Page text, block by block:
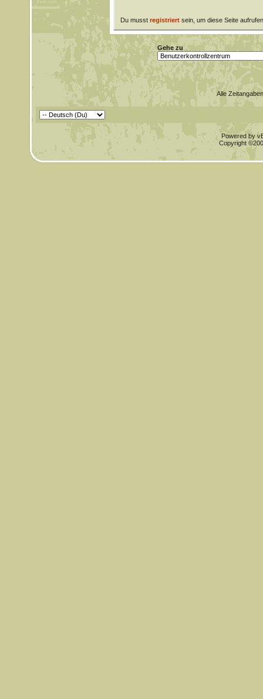
Du musst registriertsein, um diese Seite
Gehe zu
Alle
Powered by
Copyright